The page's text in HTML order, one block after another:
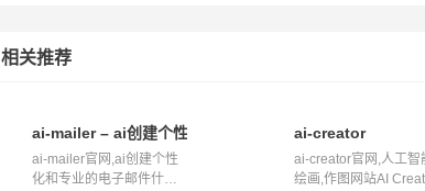
相关推荐
ai-mailer – ai创建个性化和专业的电子邮件
ai-mailer官网,ai创建个性
化和专业的电子邮件什么
ai-creator
ai-creator官网,人工智
绘画,作图网站AI